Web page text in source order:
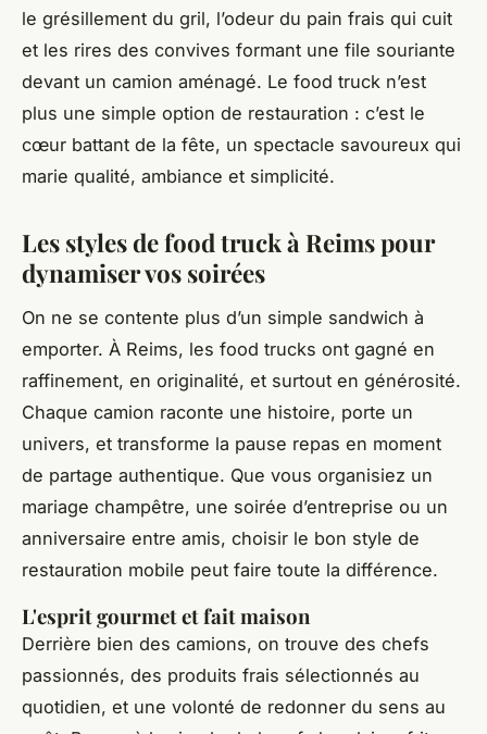
le grésillement du gril, l’odeur du pain frais qui cuit
et les rires des convives formant une file souriante
devant un camion aménagé. Le food truck n’est
plus une simple option de restauration : c’est le
cœur battant de la fête, un spectacle savoureux qui
marie qualité, ambiance et simplicité.
Les styles de food truck à Reims pour
dynamiser vos soirées
On ne se contente plus d’un simple sandwich à
emporter. À Reims, les food trucks ont gagné en
raffinement, en originalité, et surtout en générosité.
Chaque camion raconte une histoire, porte un
univers, et transforme la pause repas en moment
de partage authentique. Que vous organisiez un
mariage champêtre, une soirée d’entreprise ou un
anniversaire entre amis, choisir le bon style de
restauration mobile peut faire toute la différence.
L'esprit gourmet et fait maison
Derrière bien des camions, on trouve des chefs
passionnés, des produits frais sélectionnés au
quotidien, et une volonté de redonner du sens au